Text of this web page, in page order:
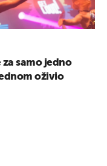
za samo jedno
oživio